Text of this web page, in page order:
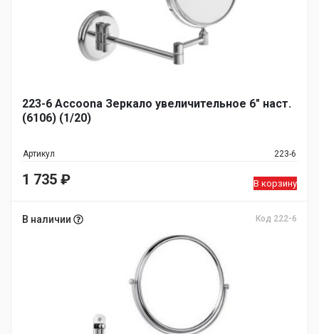
223-6 Accoona Зеркало увеличительное 6" наст.
(6106) (1/20)
Артикул 223-6
1 735 ₽ В корзину
В наличии Код 222-6